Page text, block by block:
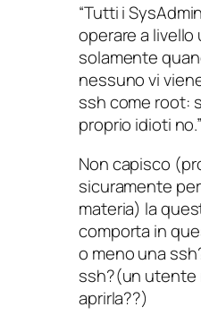
“Tutti i
operare a
solamente
nessuno vi
ssh come root:
proprio idioti no.”
Non capisco
sicuramente
materia) la
comporta in
o meno una
ssh?(un utente
aprirla??)